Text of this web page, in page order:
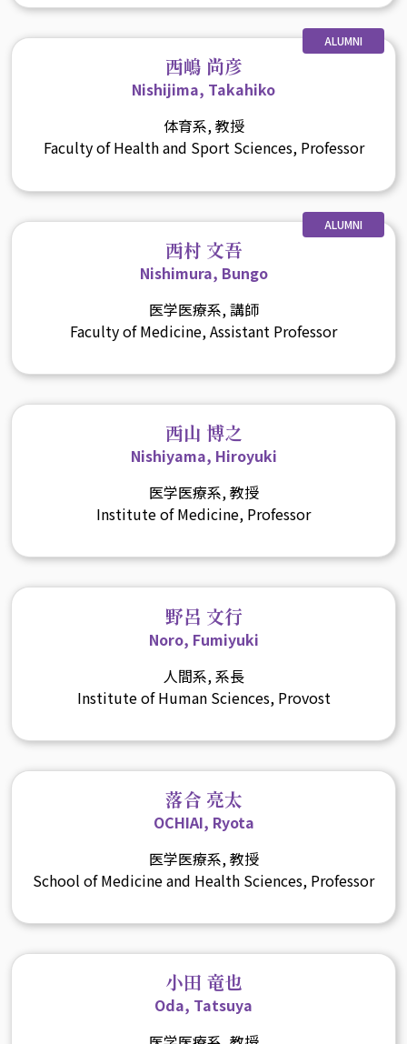
ALUMNI
西嶋 尚彦
Nishijima, Takahiko
体育系, 教授
Faculty of Health and Sport Sciences, Professor
ALUMNI
西村 文吾
Nishimura, Bungo
医学医療系, 講師
Faculty of Medicine, Assistant Professor
西山 博之
Nishiyama, Hiroyuki
医学医療系, 教授
Institute of Medicine, Professor
野呂 文行
Noro, Fumiyuki
人間系, 系長
Institute of Human Sciences, Provost
落合 亮太
OCHIAI, Ryota
医学医療系, 教授
School of Medicine and Health Sciences, Professor
小田 竜也
Oda, Tatsuya